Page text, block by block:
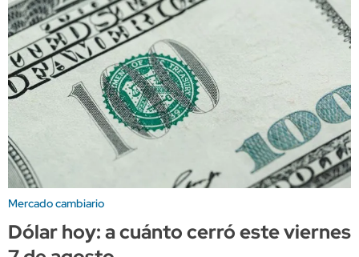
Mercado cambiario
Dólar hoy: a cuánto cerró este viernes